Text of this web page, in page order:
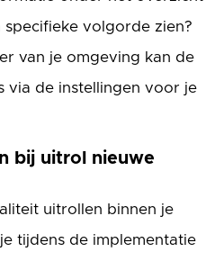
volgorde zien?
van je omgeving kan de
via de instellingen voor je
bij uitrol nieuwe
uitrollen binnen je
tijdens de implementatie